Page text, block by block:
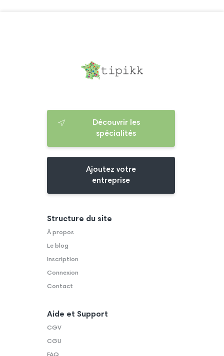
Découvrir les
spécialités
Ajoutez votre
entreprise
Structure du site
À propos
Le blog
Inscription
Connexion
Contact
Aide et Support
CGV
CGU